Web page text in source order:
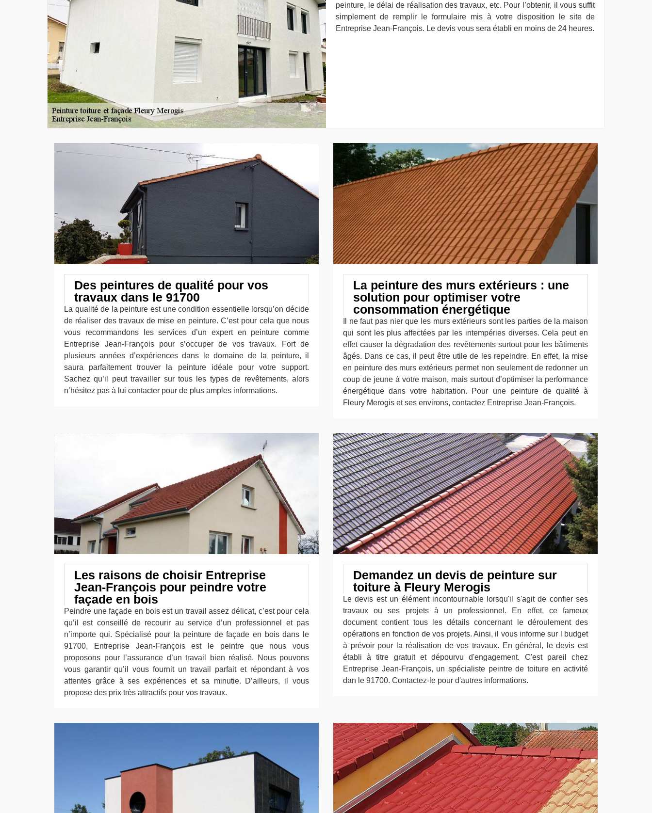
peinture, le délai de réalisation des travaux, etc. Pour l’obtenir, il vous suffit
simplement de remplir le formulaire mis à votre disposition le site de
Entreprise Jean-François. Le devis vous sera établi en moins de 24 heures.
Des peintures de qualité pour vos
travaux dans le 91700
La qualité de la peinture est une condition essentielle lorsqu’on décide
de réaliser des travaux de mise en peinture. C’est pour cela que nous
vous recommandons les services d’un expert en peinture comme
Entreprise Jean-François pour s’occuper de vos travaux. Fort de
plusieurs années d’expériences dans le domaine de la peinture, il
saura parfaitement trouver la peinture idéale pour votre support.
Sachez qu’il peut travailler sur tous les types de revêtements, alors
n’hésitez pas à lui contacter pour de plus amples informations.
La peinture des murs extérieurs : une
solution pour optimiser votre
consommation énergétique
Il ne faut pas nier que les murs extérieurs sont les parties de la maison
qui sont les plus affectées par les intempéries diverses. Cela peut en
effet causer la dégradation des revêtements surtout pour les bâtiments
âgés. Dans ce cas, il peut être utile de les repeindre. En effet, la mise
en peinture des murs extérieurs permet non seulement de redonner un
coup de jeune à votre maison, mais surtout d’optimiser la performance
énergétique dans votre habitation. Pour une peinture de qualité à
Fleury Merogis et ses environs, contactez Entreprise Jean-François.
Les raisons de choisir Entreprise
Jean-François pour peindre votre
façade en bois
Peindre une façade en bois est un travail assez délicat, c’est pour cela
qu’il est conseillé de recourir au service d’un professionnel et pas
n’importe qui. Spécialisé pour la peinture de façade en bois dans le
91700, Entreprise Jean-François est le peintre que nous vous
proposons pour l’assurance d’un travail bien réalisé. Nous pouvons
vous garantir qu’il vous fournit un travail parfait et répondant à vos
attentes grâce à ses expériences et sa minutie. D’ailleurs, il vous
propose des prix très attractifs pour vos travaux.
Demandez un devis de peinture sur
toiture à Fleury Merogis
Le devis est un élément incontournable lorsqu'il s'agit de confier ses
travaux ou ses projets à un professionnel. En effet, ce fameux
document contient tous les détails concernant le déroulement des
opérations en fonction de vos projets. Ainsi, il vous informe sur l budget
à prévoir pour la réalisation de vos travaux. En général, le devis est
établi à titre gratuit et dépourvu d'engagement. C'est pareil chez
Entreprise Jean-François, un spécialiste peintre de toiture en activité
dan le 91700. Contactez-le pour d'autres informations.